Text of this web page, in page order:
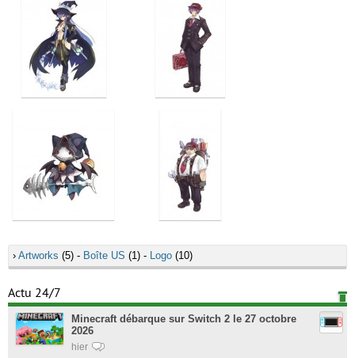
› Artworks (5) - Boîte US (1) - Logo (10)
Actu 24/7
Minecraft débarque sur Switch 2 le 27 octobre
2026
hier